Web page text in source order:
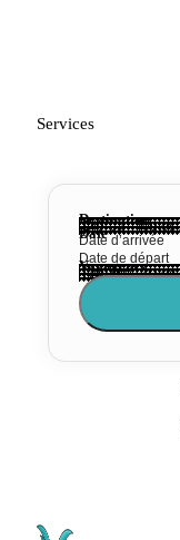
Services
Destination
Date
Voyageurs